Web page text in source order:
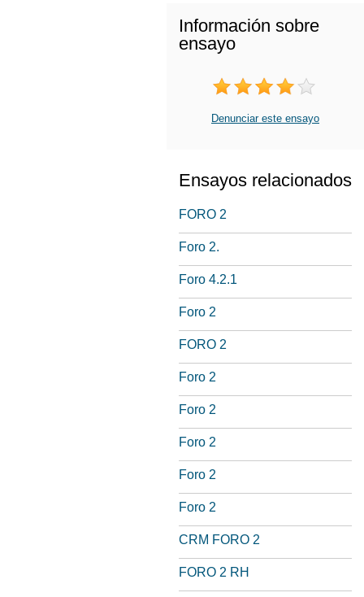
Información sobre
ensayo
Denunciar este ensayo
Ensayos relacionados
FORO 2
Foro 2.
Foro 4.2.1
Foro 2
FORO 2
Foro 2
Foro 2
Foro 2
Foro 2
Foro 2
CRM FORO 2
FORO 2 RH